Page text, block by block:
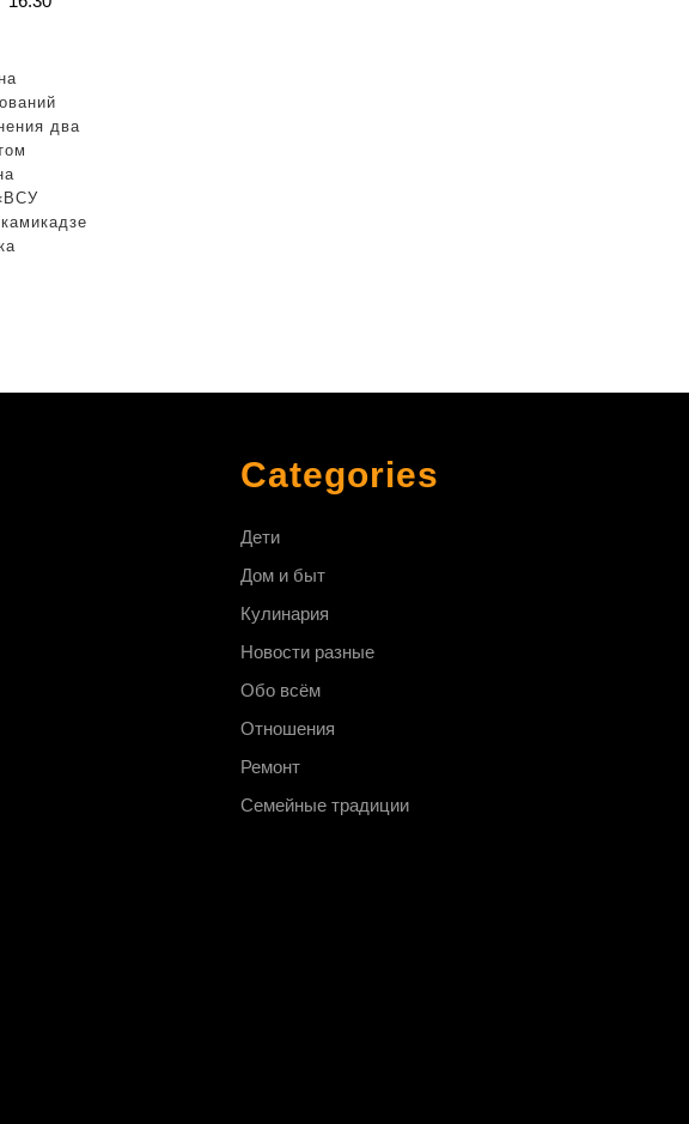
области:
жители
два
Categories
Дети
Дом и быт
Кулинария
Новости разные
Обо всём
Отношения
Ремонт
Семейные традиции